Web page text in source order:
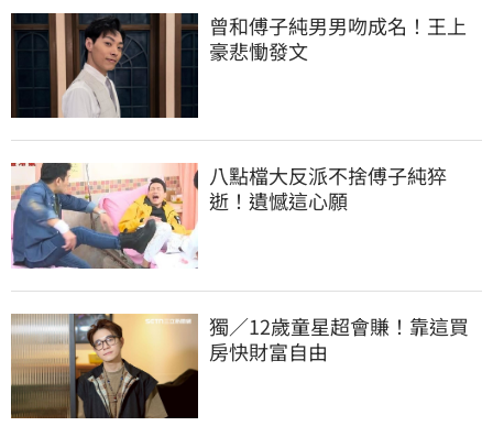
曾和傅子純男男吻成名！王上
豪悲慟發文
八點檔大反派不捨傅子純猝
逝！遺憾這心願
獨／12歲童星超會賺！靠這買
房快財富自由